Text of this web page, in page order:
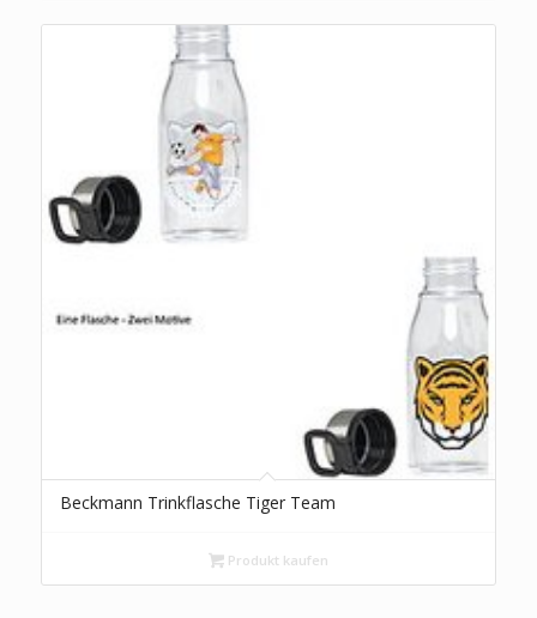
Beckmann Trinkflasche Tiger Team
Produkt kaufen